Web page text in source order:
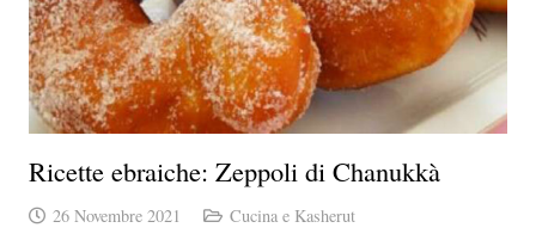
Ricette ebraiche: Zeppoli di Chanukkà
26 Novembre 2021 Cucina e Kasherut